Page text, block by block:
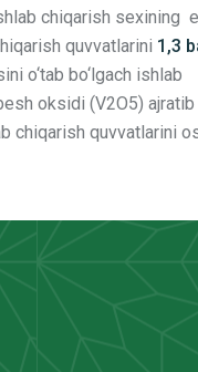
chiqarish sexining
quvvatlarini 1,3
o‘tab bo‘lgach ishlab
oksidi (V2O5) ajratib
chiqarish quvvatlarini